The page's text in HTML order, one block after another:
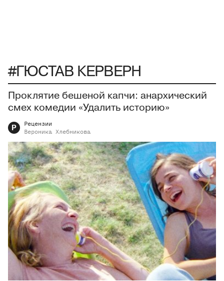
#ГЮСТАВ КЕРВЕРН
Проклятие бешеной капчи: анархический
смех комедии «Удалить историю»
Р
Рецензии
Вероника
Хлебникова